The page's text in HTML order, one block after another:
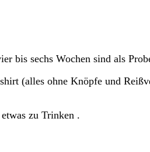
bis sechs Wochen sind als
(alles ohne Knöpfe und
zu Trinken .